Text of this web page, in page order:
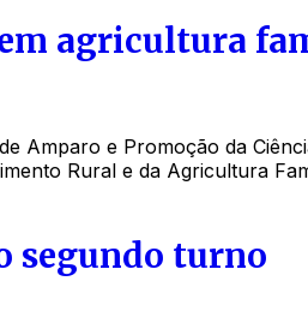
em agricultura
Amparo e Promoção da
Rural e da Agricultura
segundo turno